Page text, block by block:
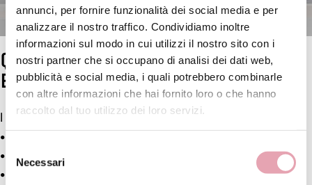
annunci, per fornire funzionalità dei social media e per
analizzare il nostro traffico. Condividiamo inoltre
informazioni sul modo in cui utilizzi il nostro sito con i
nostri partner che si occupano di analisi dei dati web,
pubblicità e social media, i quali potrebbero combinarle
con altre informazioni che hai fornito loro o che hanno
raccolto dal tuo utilizzo dei loro servizi.
delNecessari
QUALI SONO I COSTI FISSI DI UN CENTRO
ESTETICO?
I costi fissi di un centro estetico includono:
Stipendi del personale.